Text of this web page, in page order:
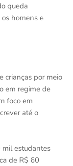
queda
homens e
crianças por meio
em regime de
foco em
até o
estudantes
de R$ 60